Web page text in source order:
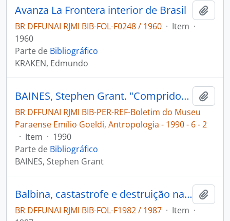
Avanza La Frontera interior de Brasil
BR DFFUNAI RJMI BIB-FOL-F0248 / 1960 · Item ·
1960
Parte de Bibliográfico
KRAKEN, Edmundo
BAINES, Stephen Grant. "Comprido" [Boletim do Museu Paraense Emílio Goeldi, Antropologia: a morte de um lider Waimiri-atroari]
BR DFFUNAI RJMI BIB-PER-REF-Boletim do Museu
Paraense Emílio Goeldi, Antropologia - 1990 - 6 - 2
· Item · 1990
Parte de Bibliográfico
BAINES, Stephen Grant
Balbina, castastrofe e destruição na Amazônia
BR DFFUNAI RJMI BIB-FOL-F1982 / 1987 · Item ·